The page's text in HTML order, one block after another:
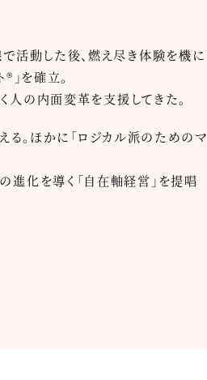
活動した後、燃え尽き体験を機に
」を確立。
人の内面変革を支援してきた。
る。ほかに「ロジカル派のためのマ
進化を導く「自在軸経営」を提唱